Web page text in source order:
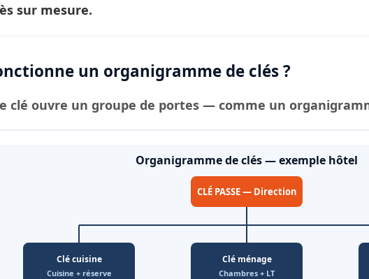
sur mesure.
un organigramme de clés ?
clé ouvre un groupe de portes — comme un
Organigramme de clés — exemple hôtel
CLÉ PASSE — Direction
Clé cuisine
Cuisine + réserve
Clé ménage
Chambres + LT